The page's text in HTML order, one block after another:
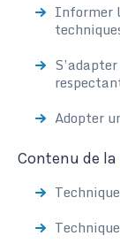
Informer
Adopter
Contenu de